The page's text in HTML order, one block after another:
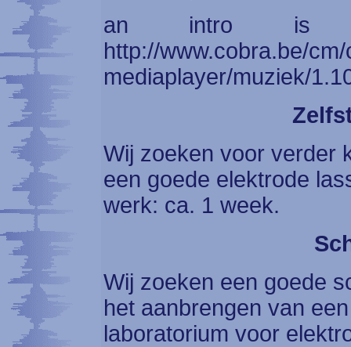
an intro is
http://www.cobra.be/
mediaplayer/muziek/
Wij zoeken voor verder
een goede elektrode
werk: ca. 1 week.
Wij zoeken een goede
het aanbrengen van
laboratorium voor